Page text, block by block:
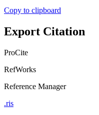
Copy to clipboard
Export Citation
ProCite
RefWorks
Reference Manager
.ris